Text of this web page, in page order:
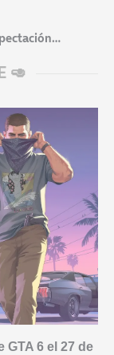
🥑
6 el 27 de